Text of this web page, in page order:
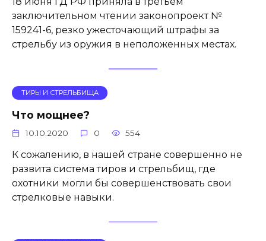
заключительном чтении законопроект №
159241-6, резко ужесточающий штрафы за
стрельбу из оружия в неположенных местах.
ТИРЫ И СТРЕЛЬБИЩА
Что мощнее?
10.10.2020 0 554
К сожалению, в нашей стране совершенно не
развита система тиров и стрельбищ, где
охотники могли бы совершенствовать свои
стрелковые навыки.